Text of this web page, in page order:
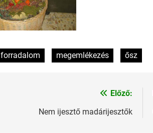
forradalom megemlékezés ősz
Előző:
Nem ijesztő madárijesztők